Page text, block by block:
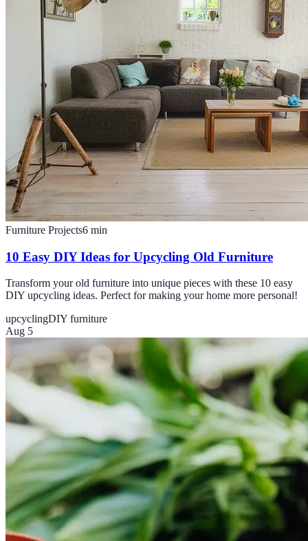
Furniture Projects6 min
10 Easy DIY Ideas for Upcycling Old Furniture
Transform your old furniture into unique pieces with these 10 easy
DIY upcycling ideas. Perfect for making your home more personal!
upcyclingDIY furniture
Aug 5